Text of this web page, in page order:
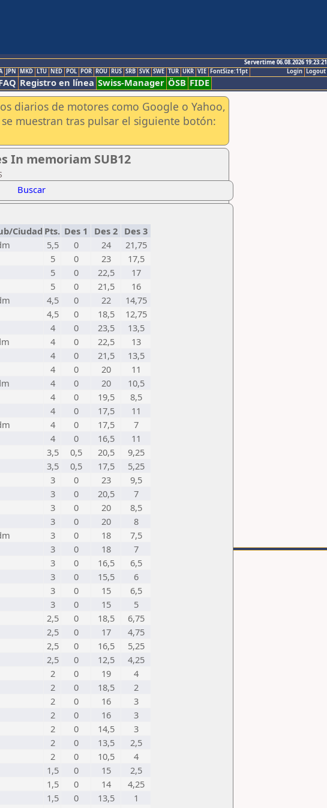
Servertime 06.08.2026 19:23:21
Logout
Login
JPN MKD LTU NED POL POR ROU RUS SRB SVK SWE TUR UKR VIE FontSize:11pt
Registro en línea Swiss-Manager ÖSB FIDE
diarios de motores como Google o Yahoo,
muestran tras pulsar el siguiente botón:
In memoriam SUB12
Buscar
Ciudad Pts. Des 1 Des 2 Des 3
5,5 0 24
21,75
5 0 23
17,5
5 0 22,5
17
5 0 21,5
16
4,5 0 22
14,75
4,5 0 18,5
12,75
4 0 23,5
13,5
4 0 22,5
13
4 0 21,5
13,5
4 0 20
11
4 0 20
10,5
4 0 19,5
8,5
4 0 17,5
11
4 0 17,5
7
4 0 16,5
11
3,5 0,5 20,5
9,25
3,5 0,5 17,5
5,25
3 0 23
9,5
3 0 20,5
7
3 0 20
8,5
3 0 20
8
3 0 18
7,5
3 0 18
7
3 0 16,5
6,5
3 0 15,5
6
3 0 15
6,5
3 0 15
5
2,5 0 18,5
6,75
2,5 0 17
4,75
2,5 0 16,5
5,25
2,5 0 12,5
4,25
2 0 19
4
2 0 18,5
2
2 0 16
3
2 0 16
3
2 0 14,5
3
2 0 13,5
2,5
2 0 10,5
4
1,5 0 15
2,5
1,5 0 14
4,25
1,5 0 13,5
1